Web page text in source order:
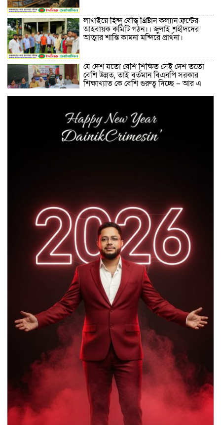
লাখাইয়ে হিন্দু বৌদ্ধ খ্রিষ্টান কল্যান ফ্রন্টের
আহবায়ক কমিটি গঠন।। জুলাই শহীদদের
আত্মার শান্তি কামনা মন্দিরে প্রার্থনা।
যে দেশ যতো বেশি শিক্ষিত সেই দেশ ততো
বেশি উন্নত, তাই বর্তমান বিএনপি সরকার
শিক্ষাখ্যাত কে বেশি গুরুত্ব দিচ্ছে – আর এ
লাখাইয়ে নানা আয়োজনে ‘জুলাই গণঅভ্যুত্থান
দিবস-২০২৬ পালিত
মাধবপুরে ডটস কর্নারে ওষুধ সংকটে দূর্ভোগে
যক্ষা রোগীরা
জুলাই গণঅভ্যুত্থান দিবস উপলক্ষে
মৌলভীবাজার শিশু সরকারি প্রাথমিক
বিদ্যালয়ে কবিতা, আবৃত্তি, রচনা প্রতিযোগিতা
পুরস্কার বিতরণ ও আলোচনা সভা অনুষ্ঠিত
মাধবপুর পিআইও অফিসের কার্য সহকারীর
ফেসবুক মন্তব্য ঘিরে সমালোচনার ঝড়!!স্যান্ট
রিলিজ
মাধবপুরে জুলাই গণঅভ্যুত্থান দিবস উপলক্ষে
শহিদ পরিবার ও জুলাই যোদ্ধাদের সংবর্ধনা
দেওয়ানগঞ্জে ফ্যামিলি কার্ড শুমারি: তথ্য
সংগ্রহকারী ও সুপারভাইজার পদে উত্তীর্ণদের
তালিকা প্রকাশ